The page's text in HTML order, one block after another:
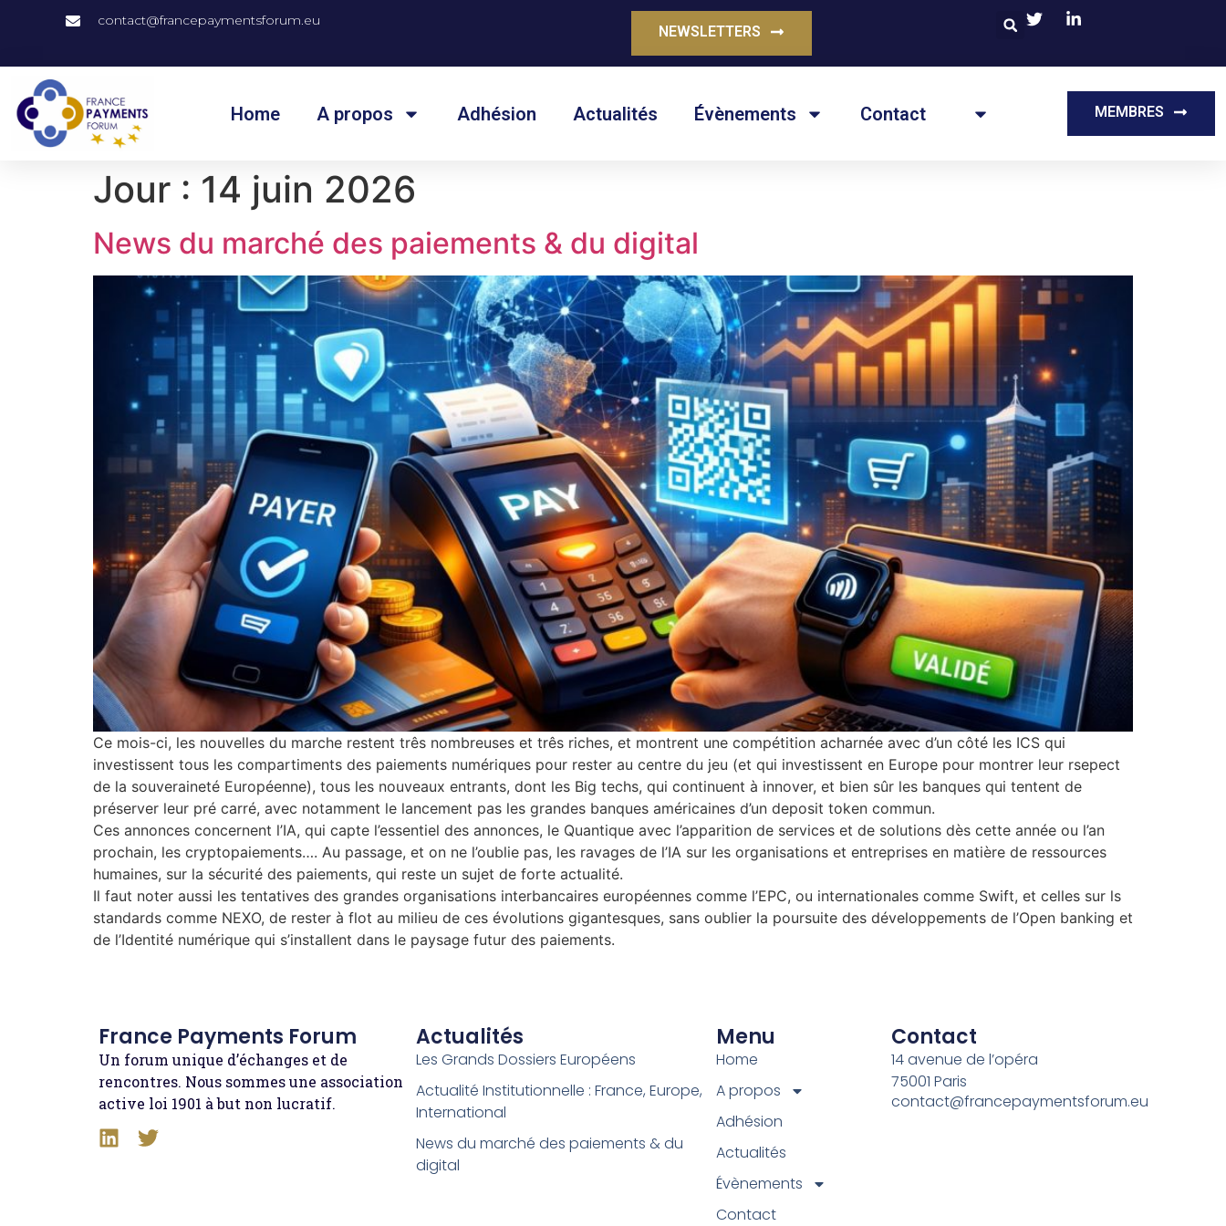
contact@francepaymentsforum.eu
NEWSLETTERS
Home A propos Adhésion Actualités Évènements Contact MEMBRES
Jour : 14 juin 2026
News du marché des paiements & du digital
Ce mois-ci, les nouvelles du marche restent três nombreuses et três riches, et montrent une compétition acharnée avec d’un côté les ICS qui
investissent tous les compartiments des paiements numériques pour rester au centre du jeu (et qui investissent en Europe pour montrer leur rsepect
de la souveraineté Européenne), tous les nouveaux entrants, dont les Big techs, qui continuent à innover, et bien sûr les banques qui tentent de
préserver leur pré carré, avec notamment le lancement pas les grandes banques américaines d’un deposit token commun.
Ces annonces concernent l’IA, qui capte l’essentiel des annonces, le Quantique avec l’apparition de services et de solutions dès cette année ou l’an
prochain, les cryptopaiements…. Au passage, et on ne l’oublie pas, les ravages de l’IA sur les organisations et entreprises en matière de ressources
humaines, sur la sécurité des paiements, qui reste un sujet de forte actualité.
Il faut noter aussi les tentatives des grandes organisations interbancaires européennes comme l’EPC, ou internationales comme Swift, et celles sur ls
standards comme NEXO, de rester à flot au milieu de ces évolutions gigantesques, sans oublier la poursuite des développements de l’Open banking et
de l’Identité numérique qui s’installent dans le paysage futur des paiements.
France Payments Forum
Un forum unique d’échanges et de
rencontres. Nous sommes une association
active loi 1901 à but non lucratif.
Actualités
Les Grands Dossiers Européens
Actualité Institutionnelle : France, Europe,
International
News du marché des paiements & du
digital
Menu
Home
A propos
Adhésion
Actualités
Évènements
Contact
Contact
14 avenue de l’opéra
75001 Paris
contact@francepaymentsforum.eu